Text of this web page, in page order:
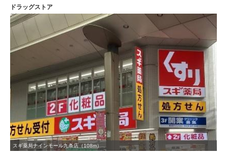
ドラッグストア
スギ薬局ナインモール九条店（108m）